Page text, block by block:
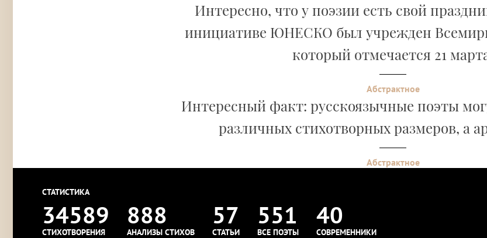
Интересно, что у поэзии есть свой
инициативе ЮНЕСКО был учрежден
который отмечается 21
Абстрактное
Интересный факт: русскоязычные поэты
различных стихотворных размеров, а
Абстрактное
СТАТИСТИКА
34589
СТИХОТВОРЕНИЯ
888
АНАЛИЗЫ СТИХОВ
57
СТАТЬИ
551
ВСЕ ПОЭТЫ
40
СОВРЕМЕННИКИ